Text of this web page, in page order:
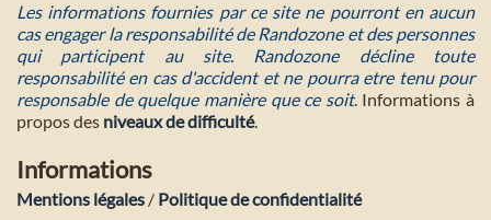
Les informations fournies par ce site ne pourront en aucun
cas engager la responsabilité de Randozone et des personnes
qui participent au site. Randozone décline toute
responsabilité en cas d'accident et ne pourra etre tenu pour
responsable de quelque manière que ce soit. Informations à
propos des niveaux de difficulté.
Informations
Mentions légales / Politique de confidentialité